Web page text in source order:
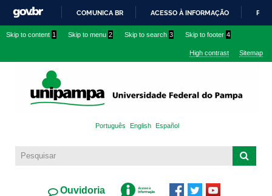
content
IR
O
COMUNICA BR ACESSO À INFORMAÇÃO
Skip to content 1 Skip to menu 2 Skip to search 3 Skip to footer 4
High contrast Sitemap
Português English Español
Ouvidoria